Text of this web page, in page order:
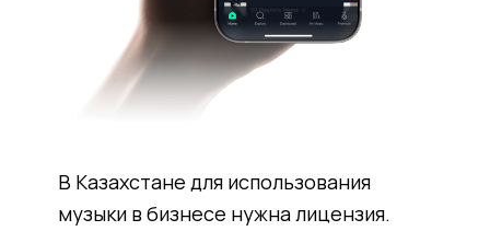
В Казахстане для использования
музыки в бизнесе нужна лицензия.